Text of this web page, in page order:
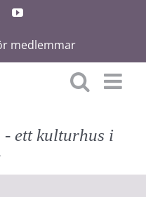
YouTube
medlemmar
- ett kulturhus i